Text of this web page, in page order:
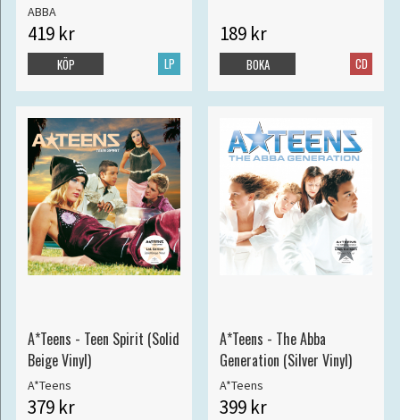
ABBA
419 kr
LP
KÖP
189 kr
CD
BOKA
A*Teens - Teen Spirit (Solid
Beige Vinyl)
A*Teens
379 kr
A*Teens - The Abba
Generation (Silver Vinyl)
A*Teens
399 kr